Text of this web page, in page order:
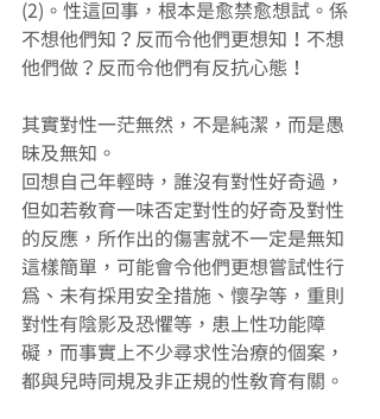
(2)。性這回事，根本是愈禁愈想試。係
不想他們知？反而令他們更想知！不想
他們做？反而令他們有反抗心態！
其實對性一茫無然，不是純潔，而是愚
昧及無知。
回想自己年輕時，誰沒有對性好奇過，
但如若教育一味否定對性的好奇及對性
的反應，所作出的傷害就不一定是無知
這樣簡單，可能會令他們更想嘗試性行
為、未有採用安全措施、懷孕等，重則
對性有陰影及恐懼等，患上性功能障
礙，而事實上不少尋求性治療的個案，
都與兒時同規及非正規的性教育有關。